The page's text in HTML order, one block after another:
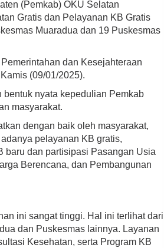
(Pemkab) OKU Selatan
Gratis dan Pelayanan KB Gratis
Muaradua dan 19 Puskesmas
dan Kesejahteraan
(09/01/2025).
bentuk nyata kepedulian Pemkab
masyarakat.
dengan baik oleh masyarakat,
pelayanan KB gratis,
baru dan partisipasi Pasangan Usia
Berencana, dan Pembangunan
ini sangat tinggi. Hal ini terlihat dari
dan Puskesmas lainnya. Layanan
Kesehatan, serta Program KB